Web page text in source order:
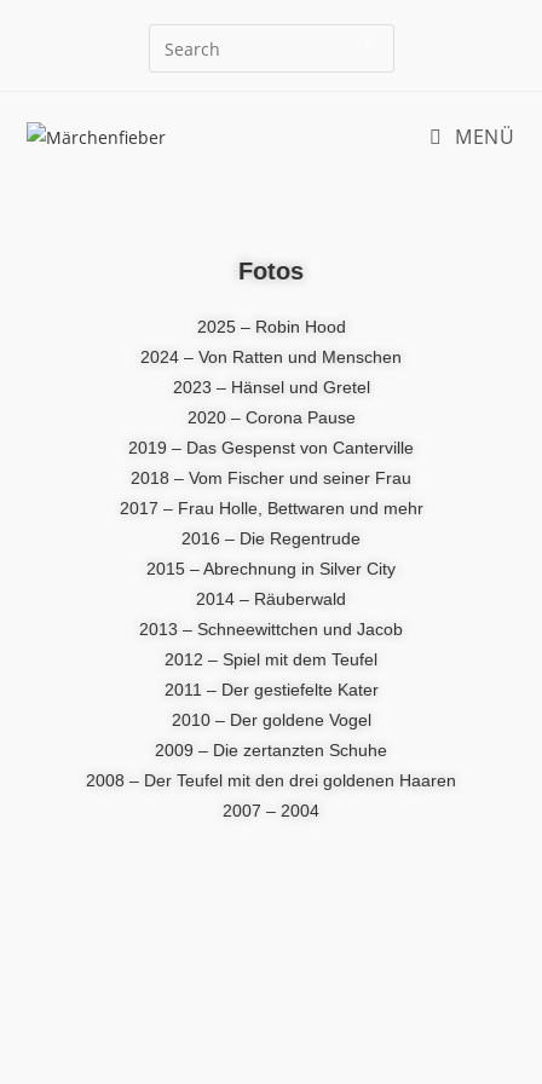
MENÜ
Fotos
2025 – Robin Hood
2024 – Von Ratten und Menschen
2023 – Hänsel und Gretel
2020 – Corona Pause
2019 – Das Gespenst von Canterville
2018 – Vom Fischer und seiner Frau
2017 – Frau Holle, Bettwaren und mehr
2016 – Die Regentrude
2015 – Abrechnung in Silver City
2014 – Räuberwald
2013 – Schneewittchen und Jacob
2012 – Spiel mit dem Teufel
2011 – Der gestiefelte Kater
2010 – Der goldene Vogel
2009 – Die zertanzten Schuhe
2008 – Der Teufel mit den drei goldenen Haaren
2007 – 2004